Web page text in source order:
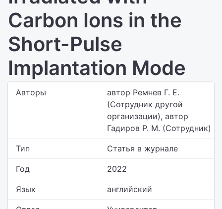
Carbon Ions in the
Short-Pulse
Implantation Mode
Авторы
автор Ремнев Г. Е.
(Сотрудник другой
организации), автор
Гадиров Р. М. (Сотрудник)
Тип Статья в журнале
Год 2022
Язык английский